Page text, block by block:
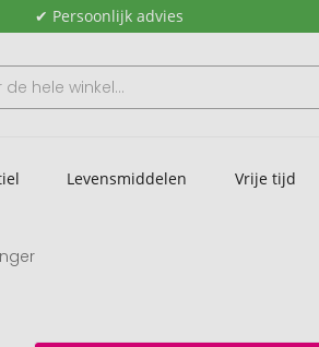
✔ Persoonlijk advies
Levensmiddelen Vrije tijd